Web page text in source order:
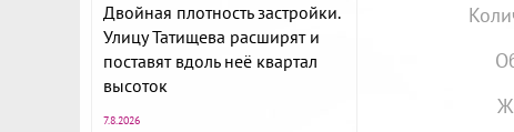
Двойная плотность застройки.
Улицу Татищева расширят и
поставят вдоль неё квартал
высоток
7.8.2026